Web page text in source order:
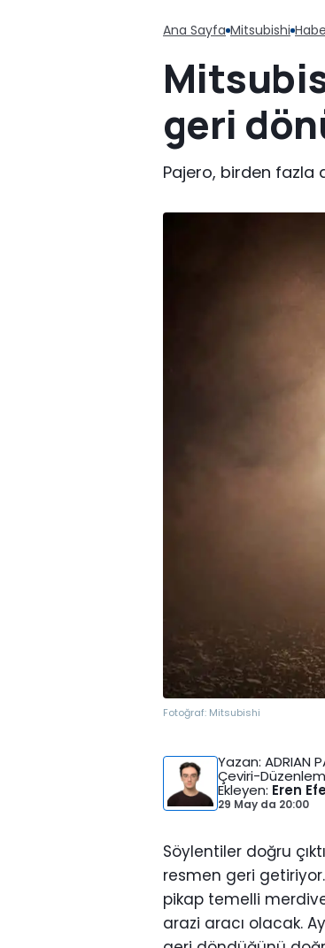
Ana Sayfa Mitsubishi
geri
Pajero, birden fazla
Fotoğraf: Mitsubishi
Yazan: ADRIAN
Çeviri-
Ekleyen: Eren
29 May da 20:00
Söylentiler doğru
resmen geri
pikap temelli
arazi aracı olacak.